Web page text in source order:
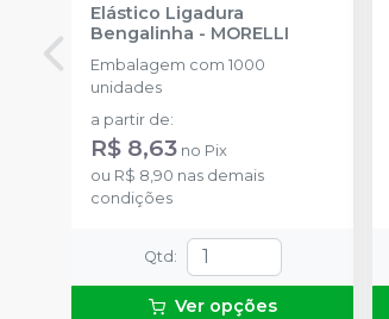
Elástico Ligadura
Bengalinha - MORELLI
Embalagem com 1000
unidades
a partir de:
R$ 8,63 no Pix
ou R$ 8,90 nas demais
condições
Qtd :
Ver opções